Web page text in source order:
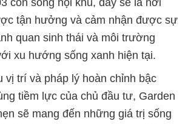
tận hưởng và cảm nhận được sự
quan sinh thái và môi trường
xu hướng sống xanh hiện tại.
vị trí và pháp lý hoàn chỉnh bậc
tiềm lực của chủ đầu tư, Garden
sẽ mang đến những giá trị sống